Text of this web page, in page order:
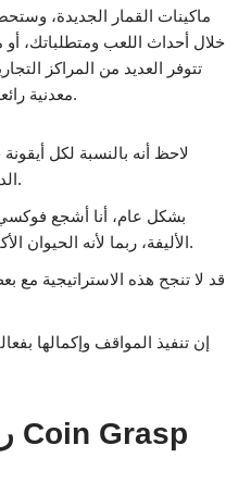
ماكينات القمار الجديدة،
خلال أحداث اللعب ومتطلباتك، أو
تتوفر العديد من المراكز
معدنية رائعة وبطاقات نادرة للاختيار من بينها.
لاحظ أنه بالنسبة لكل
الدوران الذي اخترته قبل الدوران.
بشكل عام، أنا أشجع
الأليفة، ربما لأنه الحيوان الأكثر أمانًا الذي يمكن العثور عليه.
قد لا تنجح هذه الاستراتيجية مع
إن تنفيذ المواقف وإكمالها
رقم تداول بطاقات Coin Grasp